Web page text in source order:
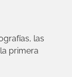
las
primera